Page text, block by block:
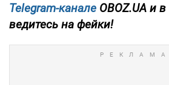
Telegram-канале OBOZ.UA и в
ведитесь на фейки!